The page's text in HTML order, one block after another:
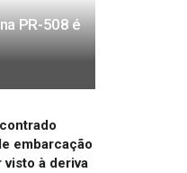
PR-508 é
embarcação
à deriva